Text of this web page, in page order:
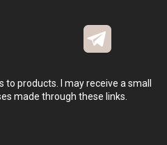
products. I may receive a small
made through these links.